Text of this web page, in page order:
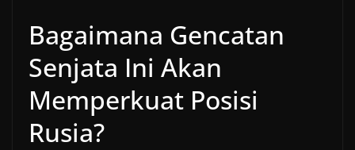
Bagaimana Gencatan
Senjata Ini Akan
Memperkuat Posisi
Rusia?